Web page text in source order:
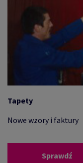
Tapety
Nowe wzory i faktury
Sprawdź